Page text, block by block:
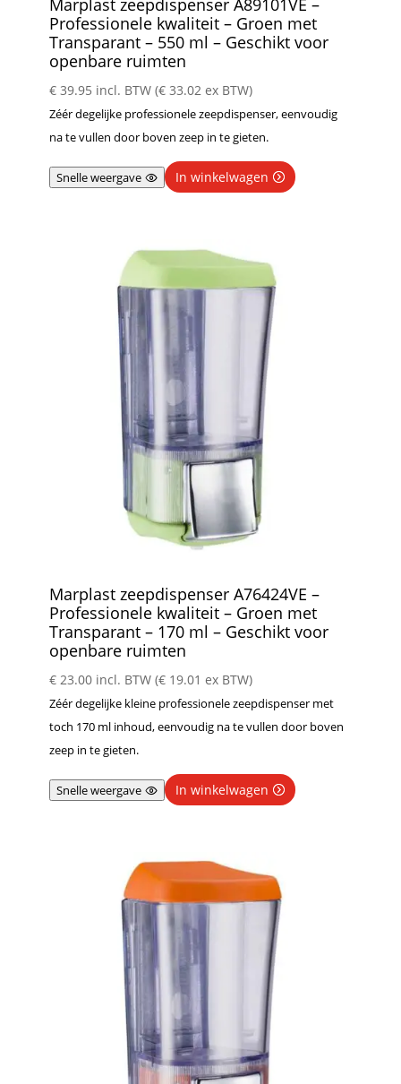
Marplast zeepdispenser A89101VE –
Professionele kwaliteit – Groen met
Transparant – 550 ml – Geschikt voor
openbare ruimten
€39.95 incl. BTW (€33.02ex BTW)
Zéér degelijke professionele zeepdispenser, eenvoudig
na te vullen door boven zeep in te gieten.
Snelle weergave In winkelwagen
Marplast zeepdispenser A76424VE –
Professionele kwaliteit – Groen met
Transparant – 170 ml – Geschikt voor
openbare ruimten
€23.00 incl. BTW (€19.01 ex BTW)
Zéér degelijke kleine professionele zeepdispenser met
toch 170 ml inhoud, eenvoudig na te vullen door boven
zeep in te gieten.
Snelle weergave In winkelwagen